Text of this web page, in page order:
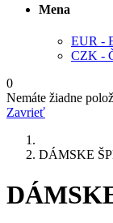
Mena
EUR -
CZK -
0
Nemáte žiadne
Zavrieť
DÁMSKE